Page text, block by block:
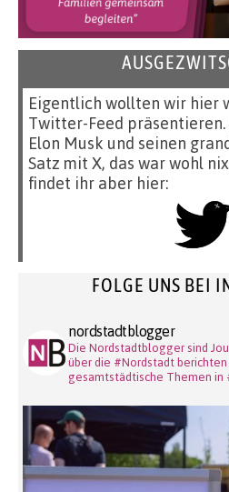
Eigentlich wollten wir hier
Twitter-Feed präsentieren.
Elon Musk und seinen
Satz mit X, das war wohl
findet ihr aber hier:
FOLGE UNS BEI
nordstadtblogger
Die Nordstadtblogger sind
über die #Nordstadt berichten
gesamtstädtische Themen in